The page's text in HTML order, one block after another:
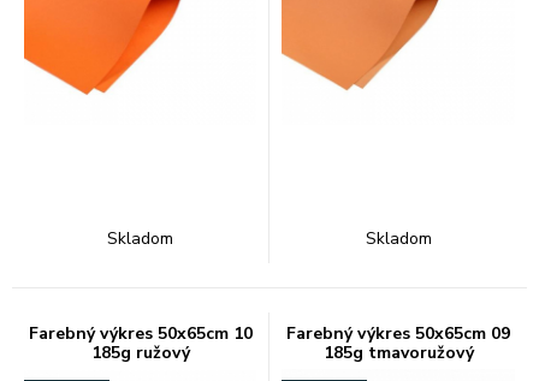
Skladom Skladom
Farebný výkres 50x65cm 10
185g ružový
Farebný výkres 50x65cm 09
185g tmavoružový